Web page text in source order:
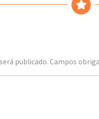
publicado. Campos